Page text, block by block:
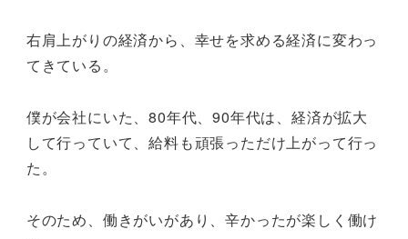
右肩上がりの経済から、幸せを求める経済に変わっ
てきている。
僕が会社にいた、80年代、90年代は、経済が拡大
して行っていて、給料も頑張っただけ上がって行っ
た。
そのため、働きがいがあり、辛かったが楽しく働け